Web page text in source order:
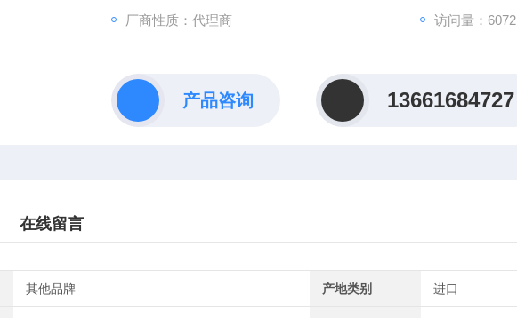
厂商性质：代理商 访问量：6072
产品咨询 13661684727
在线留言
其他品牌 产地类别 进口